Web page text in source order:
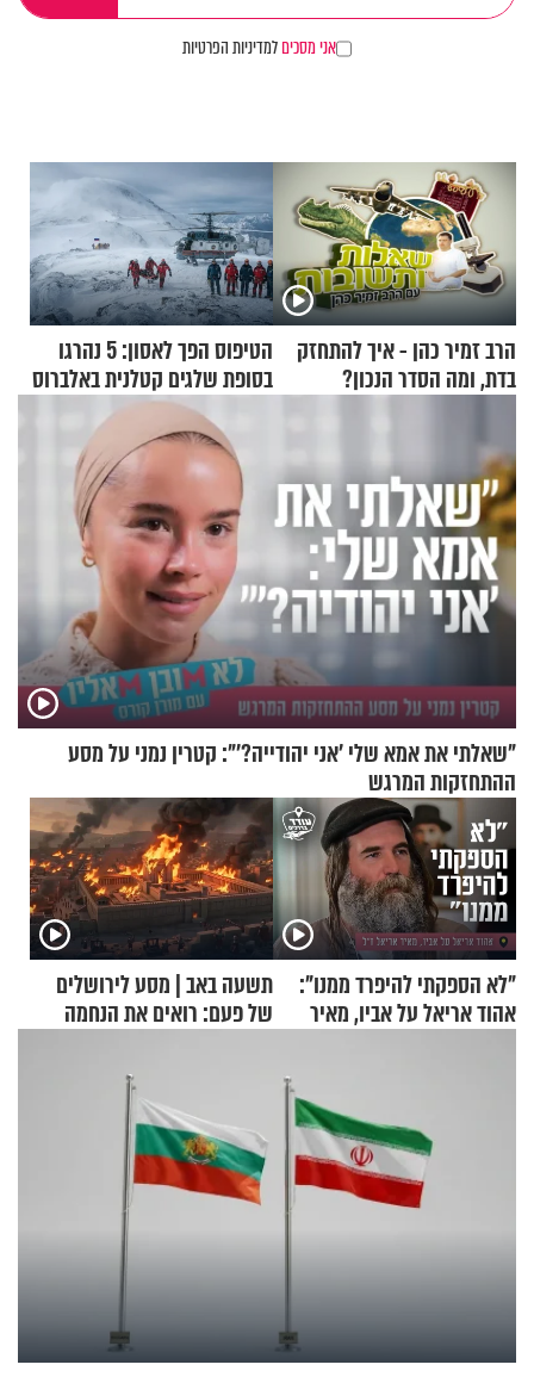
אני מסכיםלמדיניות הפרטיות
הרב זמיר כהן - איך להתחזק
בדת, ומה הסדר הנכון?
הטיפוס הפך לאסון: 5 נהרגו
בסופת שלגים קטלנית באלברוס
"שאלתי את אמא שלי 'אני יהודייה?'": קטרין נמני על מסע
ההתחזקות המרגש
"לא הספקתי להיפרד ממנו":
אהוד אריאל על אביו, מאיר
תשעה באב | מסע לירושלים
של פעם: רואים את הנחמה